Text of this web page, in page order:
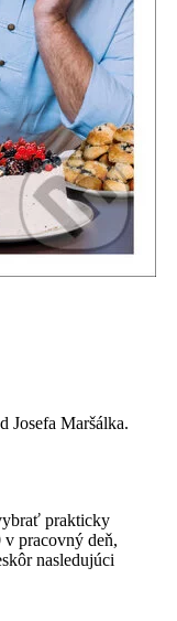
Josefa Maršálka.
prakticky
pracovný deň,
nasledujúci